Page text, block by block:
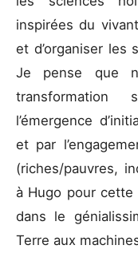
inspirées du
et d’organiser les
Je pense que
l’émergence
et par
(riches/pauvres,
à Hugo pour
dans le
Terre aux